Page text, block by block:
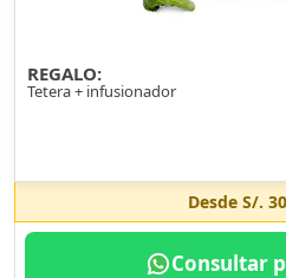
REGALO:
Tetera + infusionador
Desde S/.
Consultar